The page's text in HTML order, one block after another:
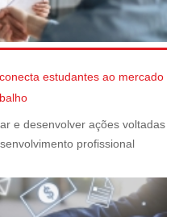
estudantes ao mercado
e desenvolver ações voltadas
profissional